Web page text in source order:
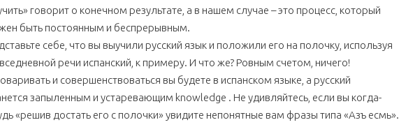
говорит о конечном результате, а в нашем случае – это процесс, который
быть постоянным и беспрерывным.
себе, что вы выучили русский язык и положили его на полочку, используя
речи испанский, к примеру. И что же? Ровным счетом, ничего!
и совершенствоваться вы будете в испанском языке, а русский
запыленным и устаревающим knowledge . Не удивляйтесь, если вы когда-
«решив достать его с полочки» увидите непонятные вам фразы типа «Азъ есмь».